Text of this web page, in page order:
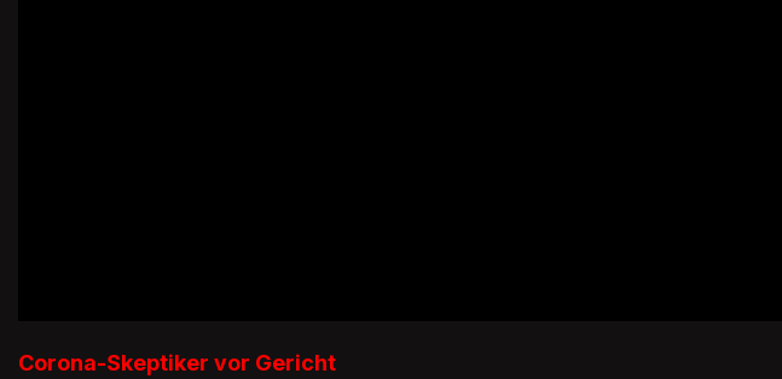
Corona-Skeptiker vor Gericht